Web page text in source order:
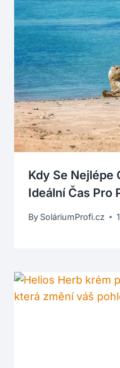
Kdy Se Nejlépe
Ideální Čas Pro
By SoláriumProfi.cz